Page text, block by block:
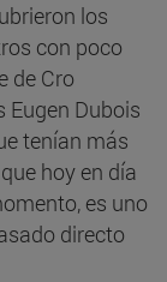
los
con poco
de Cro
Eugen Dubois
tenían más
hoy en día
es uno
directo